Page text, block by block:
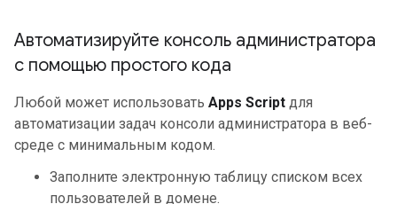
Автоматизируйте консоль администратора
с помощью простого кода
Любой может использовать Apps Script для
автоматизации задач консоли администратора в веб-
среде с минимальным кодом.
Заполните электронную таблицу списком всех
пользователей в домене.